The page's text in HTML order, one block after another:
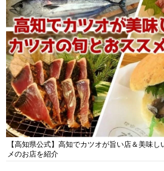
【高知県公式】高知でカツオが旨い店＆美味
メのお店を紹介